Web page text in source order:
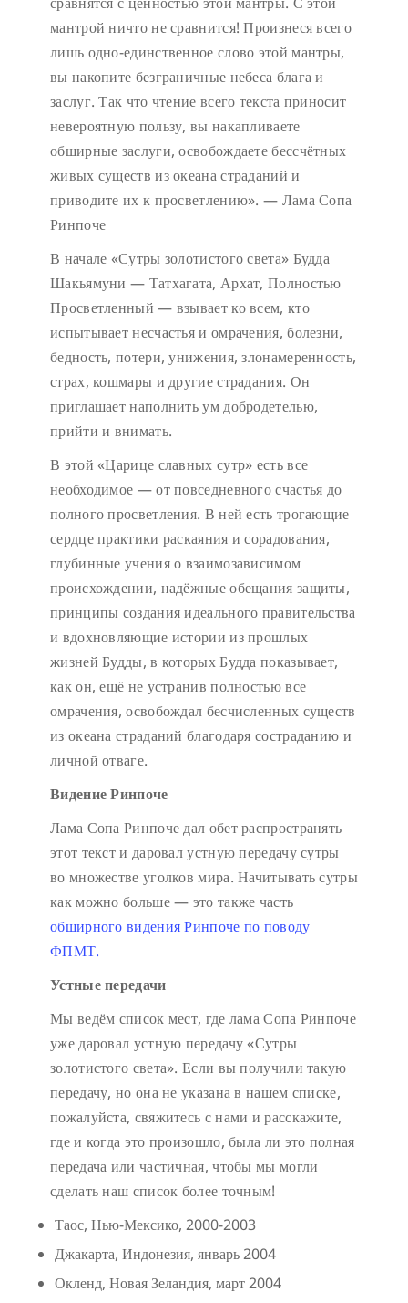
мантрой ничто не сравнится! Произнеся всего
лишь одно-единственное слово этой мантры,
вы накопите безграничные небеса блага и
заслуг. Так что чтение всего текста приносит
невероятную пользу, вы накапливаете
обширные заслуги, освобождаете бессчётных
живых существ из океана страданий и
приводите их к просветлению». — Лама Сопа
Ринпоче
В начале «Сутры золотистого света» Будда
Шакьямуни — Татхагата, Архат, Полностью
Просветленный — взывает ко всем, кто
испытывает несчастья и омрачения, болезни,
бедность, потери, унижения, злонамеренность,
страх, кошмары и другие страдания. Он
приглашает наполнить ум добродетелью,
прийти и внимать.
В этой «Царице славных сутр» есть все
необходимое — от повседневного счастья до
полного просветления. В ней есть трогающие
сердце практики раскаяния и сорадования,
глубинные учения о взаимозависимом
происхождении, надёжные обещания защиты,
принципы создания идеального правительства
и вдохновляющие истории из прошлых
жизней Будды, в которых Будда показывает,
как он, ещё не устранив полностью все
омрачения, освобождал бесчисленных существ
из океана страданий благодаря состраданию и
личной отваге.
Видение Ринпоче
Лама Сопа Ринпоче дал обет распространять
этот текст и даровал устную передачу сутры
во множестве уголков мира. Начитывать сутры
как можно больше — это также часть
обширного видения Ринпоче по поводу
ФПМТ.
Устные передачи
Мы ведём список мест, где лама Сопа Ринпоче
уже даровал устную передачу «Сутры
золотистого света». Если вы получили такую
передачу, но она не указана в нашем списке,
пожалуйста, свяжитесь с нами и расскажите,
где и когда это произошло, была ли это полная
передача или частичная, чтобы мы могли
сделать наш список более точным!
Таос, Нью-Мексико, 2000-2003
Джакарта, Индонезия, январь 2004
Окленд, Новая Зеландия, март 2004